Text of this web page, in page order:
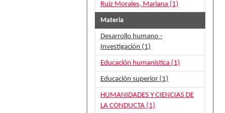
Ruiz Morales, Mariana (1)
Materia
Desarrollo humano -
Investigación (1)
Educación humanística (1)
Educación superior (1)
HUMANIDADES Y CIENCIAS DE
LA CONDUCTA (1)